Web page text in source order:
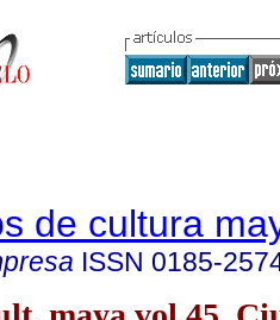
de cultura
ISSN 0185-